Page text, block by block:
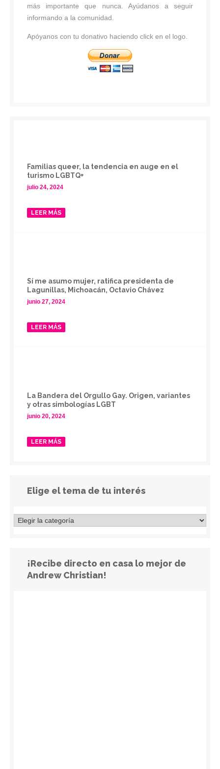
más importante que nunca. Ayúdanos a seguir
informando a la comunidad.
Apóyanos con tu donativo haciendo click en el logo.
Familias queer, la tendencia en auge en el
turismo LGBTQ+
julio 24, 2024
LEER MÁS
Sí me asumo mujer, ratifica presidenta de
Lagunillas, Michoacán, Octavio Chávez
junio 27, 2024
LEER MÁS
La Bandera del Orgullo Gay. Origen, variantes
y otras simbologías LGBT
junio 20, 2024
LEER MÁS
Elige el tema de tu interés
¡Recibe directo en casa lo mejor de
Andrew Christian!